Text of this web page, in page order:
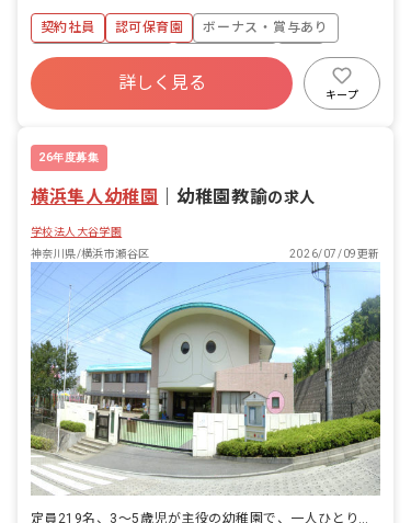
め、お子様一人ひとりと丁寧に向き合え
る環境です。 主な業務内容は以下の通り
です。 ・食事の準備、片付け、食事介助
・おむつ交換 ・書類作成（連絡帳など）
・園内の清掃、環境整備 ・お昼寝の見守
り ・散歩の引率 ・行事準備、その他付
契約社員 認可保育園
ボーナス・賞与あり
年間休日120日以上
社会保険完備
福利厚生充実
残業少なめ
昇給昇進あり
詳しく見る
キープ
26年度募集
横浜隼人幼稚園 ｜幼稚園教諭の求人
学校法人大谷学園
神奈川県/横浜市瀬谷区
2026/07/09更新